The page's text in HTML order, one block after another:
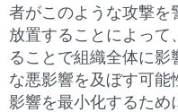
者がこのような攻撃を
放置することによって
ることで組織全体に影
な悪影響を及ぼす可能
影響を最小化するため